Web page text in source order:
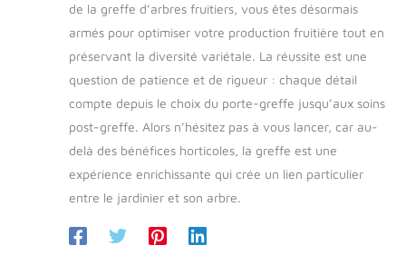
de la greffe d’arbres fruitiers, vous êtes désormais
armés pour optimiser votre production fruitière tout en
préservant la diversité variétale. La réussite est une
question de patience et de rigueur : chaque détail
compte depuis le choix du porte-greffe jusqu’aux soins
post-greffe. Alors n’hésitez pas à vous lancer, car au-
delà des bénéfices horticoles, la greffe est une
expérience enrichissante qui crée un lien particulier
entre le jardinier et son arbre.